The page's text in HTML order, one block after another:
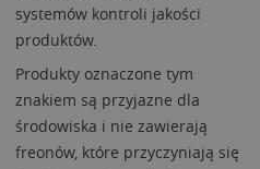
systemów kontroli jakości
produktów.
Produkty oznaczone tym
znakiem są przyjazne dla
środowiska i nie zawierają
freonów, które przyczyniają się